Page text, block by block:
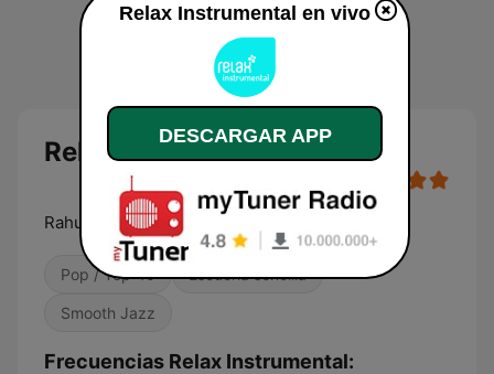
Relax Instrumental
Rahulik & lummav muusika
Pop / Top 40 Escucha sencilla
Smooth Jazz
Frecuencias Relax Instrumental:
Relax Instrumental en vivo
DESCARGAR APP